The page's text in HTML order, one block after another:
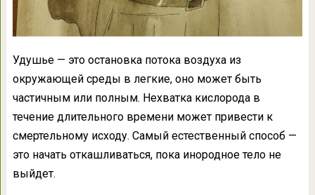
Удушье — это остановка потока воздуха из
окружающей среды в легкие, оно может быть
частичным или полным. Нехватка кислорода в
течение длительного времени может привести к
смертельному исходу. Самый естественный способ —
это начать откашливаться, пока инородное тело не
выйдет.